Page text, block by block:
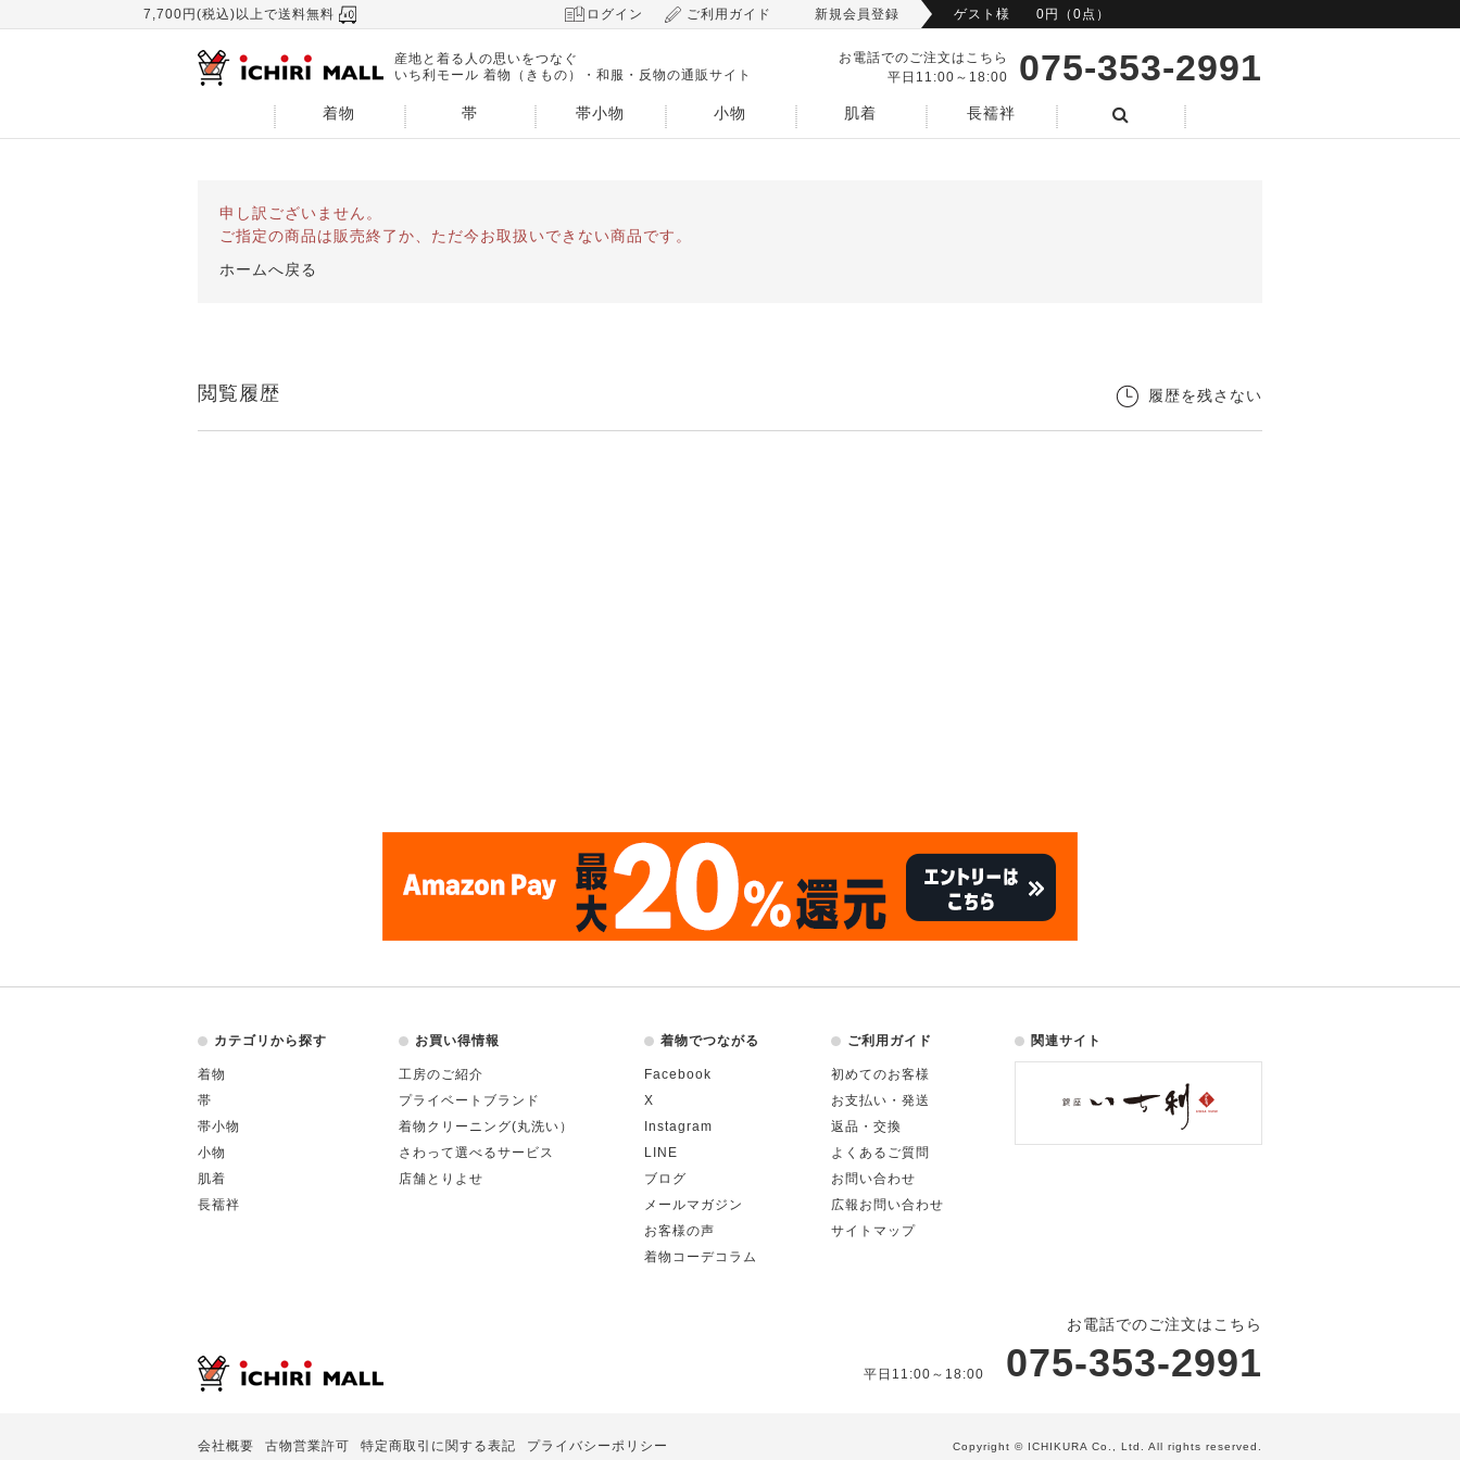
7,700円(税込)以上で送料無料 ログイン ご利用ガイド 新規会員登録 ゲスト様 0円（0点）
産地と着る人の思いをつなぐ
いち利モール 着物（きもの）・和服・反物の通販サイト
お電話でのご注文はこちら
平日11:00～18:00
075-353-2991
着物 帯 帯小物 小物 肌着
長襦袢
検索
申し訳ございません。
ご指定の商品は販売終了か、ただ今お取扱いできない商品です。
ホームへ戻る
閲覧履歴 履歴を残さない
カテゴリから探す
着物
帯
帯小物
小物
肌着
長襦袢
お買い得情報
工房のご紹介
プライベートブランド
着物クリーニング(丸洗い）
さわって選べるサービス
店舗とりよせ
着物でつながる
Facebook
X
Instagram
LINE
ブログ
メールマガジン
お客様の声
着物コーデコラム
ご利用ガイド
初めてのお客様
お支払い・発送
返品・交換
よくあるご質問
お問い合わせ
広報お問い合わせ
サイトマップ
関連サイト
平日11:00～18:00
お電話でのご注文はこちら
075-353-2991
会社概要 古物営業許可 特定商取引に関する表記 プライバシーポリシー Copyright © ICHIKURA Co., Ltd. All rights reserved.